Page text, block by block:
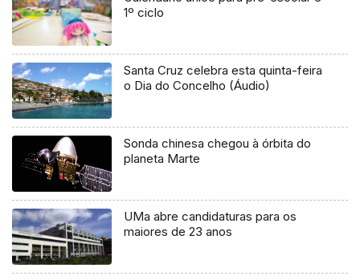
1º ciclo
Santa Cruz celebra esta quinta-feira
o Dia do Concelho (Áudio)
Sonda chinesa chegou à órbita do
planeta Marte
UMa abre candidaturas para os
maiores de 23 anos